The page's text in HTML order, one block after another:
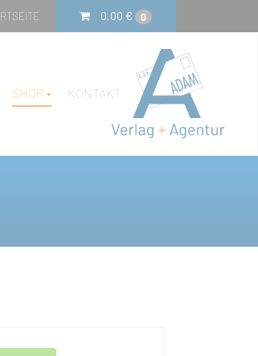
0,00 € 0
SHOP KONTAKT